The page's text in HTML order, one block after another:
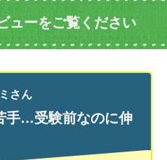
ューをご覧ください
さん
手…受験前なのに伸